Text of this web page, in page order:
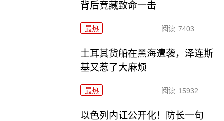
背后竟藏致命一击
最热 阅读 7403
土耳其货船在黑海遭袭，泽连斯
基又惹了大麻烦
最热 阅读 15932
以色列内讧公开化！防长一句